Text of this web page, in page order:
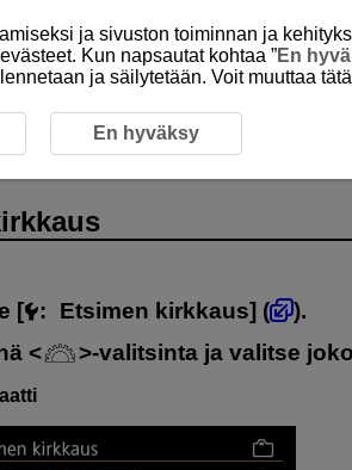
[ : Etsimen kirkkaus] (
).
-valitsinta ja valitse
ja sivuston toiminnan ja
Kun napsautat kohtaa ”En
ja säilytetään. Voit muuttaa
En hyväksy